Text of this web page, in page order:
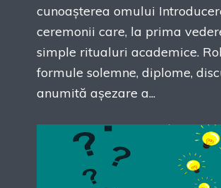
cunoașterea omului
ceremonii care, la prima
simple ritualuri academice.
formule solemne, diplome,
anumită așezare a...